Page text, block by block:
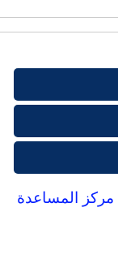
مركز المساعدة